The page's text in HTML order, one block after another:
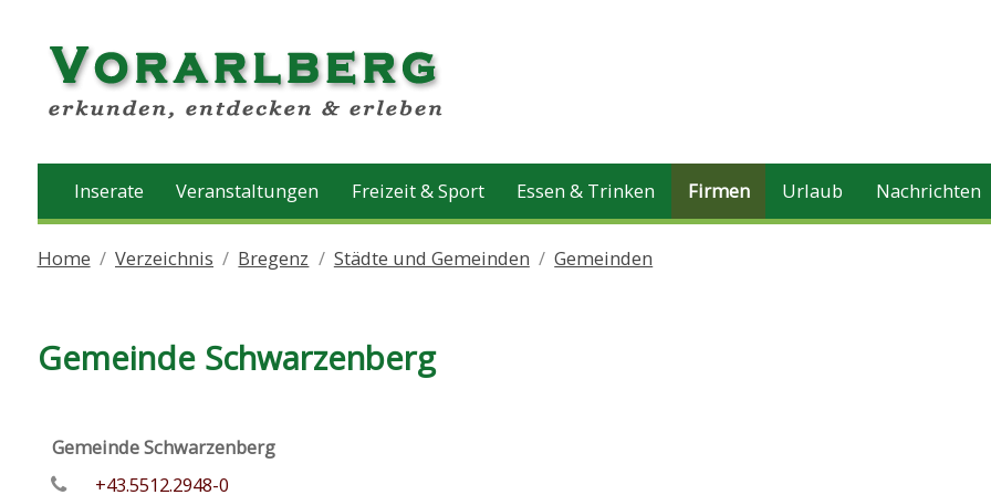
Inserate Veranstaltungen Freizeit & Sport Essen & Trinken Firmen Urlaub Nachrichten
Home Verzeichnis Bregenz Städte und Gemeinden Gemeinden
Gemeinde Schwarzenberg
Gemeinde Schwarzenberg
+43.5512.2948-0